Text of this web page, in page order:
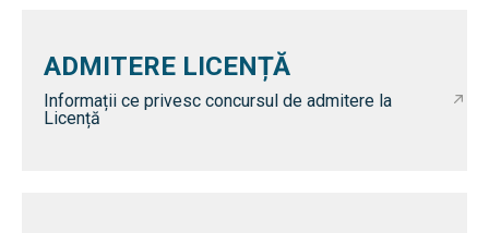
ADMITERE LICENȚĂ
Informații ce privesc concursul de admitere la
Licență